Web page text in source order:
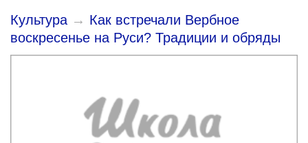
Культура → Как встречали Вербное
воскресенье на Руси? Традиции и обряды